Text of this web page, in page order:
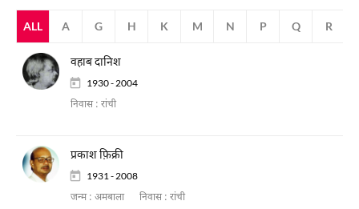
ALL A G H K M N P Q R
वहाब दानिश
1930 - 2004
निवास : रांची
प्रकाश फ़िक्री
1931 - 2008
जन्म : अमबाला निवास : रांची